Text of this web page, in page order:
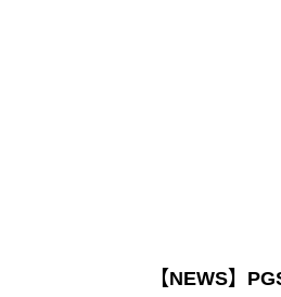
【NEWS】